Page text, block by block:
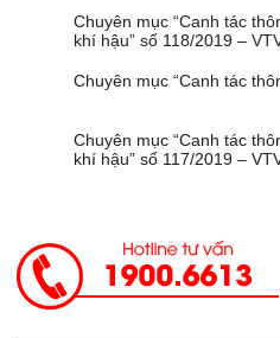
Chuyên mục “Canh tác
khí hậu” số 118/2019 –
Chuyên mục “Canh tác
Chuyên mục “Canh tác
khí hậu” số 117/2019 –